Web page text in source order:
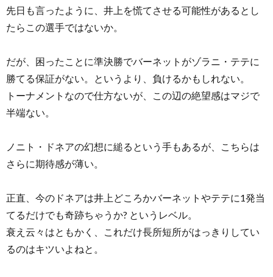
先日も言ったように、井上を慌てさせる可能性があるとし
たらこの選手ではないか。
だが、困ったことに準決勝でバーネットがゾラニ・テテに
勝てる保証がない。というより、負けるかもしれない。
トーナメントなので仕方ないが、この辺の絶望感はマジで
半端ない。
ノニト・ドネアの幻想に縋るという手もあるが、こちらは
さらに期待感が薄い。
正直、今のドネアは井上どころかバーネットやテテに1発当
てるだけでも奇跡ちゃうか? というレベル。
衰え云々はともかく、これだけ長所短所がはっきりしてい
るのはキツいよねと。